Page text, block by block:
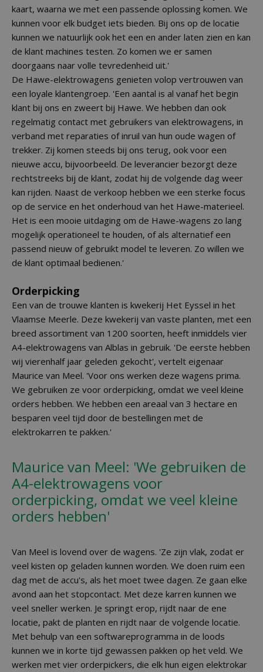
kaart, waarna we met een passende oplossing komen. We
kunnen voor elk budget iets bieden. Bij ons op de locatie
kunnen we natuurlijk ook het een en ander laten zien en kan
de klant machines testen. Zo komen we er samen
doorgaans naar volle tevredenheid uit.'
De Hawe-elektrowagens genieten volop vertrouwen van
een loyale klantengroep. 'Een aantal is al vanaf het begin
klant bij ons en zweert bij Hawe. We hebben dan ook
regelmatig contact met gebruikers van elektrowagens, in
verband met reparaties of inruil van hun oude wagen of
trekker. Zij komen steeds bij ons terug, ook voor een
nieuwe accu, bijvoorbeeld. De leverancier bezorgt deze
rechtstreeks bij de klant, zodat hij de volgende dag weer
kan rijden. Naast de verkoop hebben we een sterke focus
op de service en het onderhoud van het Hawe-materieel.
Het is een mooie uitdaging om de Hawe-wagens zo lang
mogelijk operationeel te houden, of als alternatief een
passend nieuw of gebruikt model te leveren. Zo willen we
de klant optimaal bedienen.'
Orderpicking
Een van de trouwe klanten is kwekerij Het Eyssel in het
Vlaamse Meerle. Deze kwekerij van vaste planten, met een
breed assortiment van 1200 soorten, heeft inmiddels vier
A4-elektrowagens van Alblas in gebruik. 'De eerste hebben
wij vierenhalf jaar geleden gekocht', vertelt eigenaar
Maurice van Meel. 'Voor ons werken deze wagens prima.
We gebruiken ze voor orderpicking, omdat we veel kleine
orders hebben. We hebben een areaal van 3 hectare en
besparen veel tijd door de bestellingen met de
elektrokarren te pakken.'
Maurice van Meel: 'We gebruiken de
A4-elektrowagens voor
orderpicking, omdat we veel kleine
orders hebben'
Van Meel is lovend over de wagens. 'Ze zijn vlak, zodat er
veel kisten op geladen kunnen worden. We doen ruim een
dag met de accu's, als het moet twee dagen. Ze gaan elke
avond aan het stopcontact. Met deze karren kunnen we
veel sneller werken. Je springt erop, rijdt naar de ene
locatie, pakt de planten en rijdt naar de volgende locatie.
Met behulp van een softwareprogramma in de loods
kunnen we in korte tijd gewassen pakken op het veld. We
werken met vier orderpickers, die elk hun eigen elektrokar